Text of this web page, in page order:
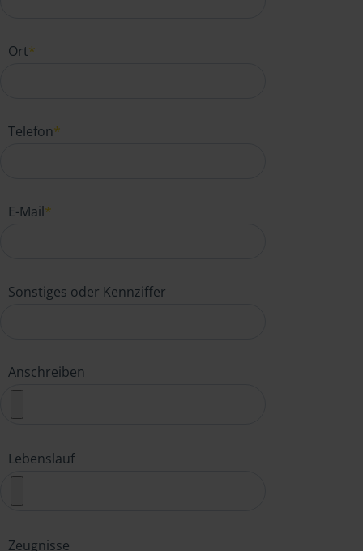
Ort*
Telefon*
E-Mail*
Sonstiges oder Kennziffer
Anschreiben
Lebenslauf
Zeugnisse